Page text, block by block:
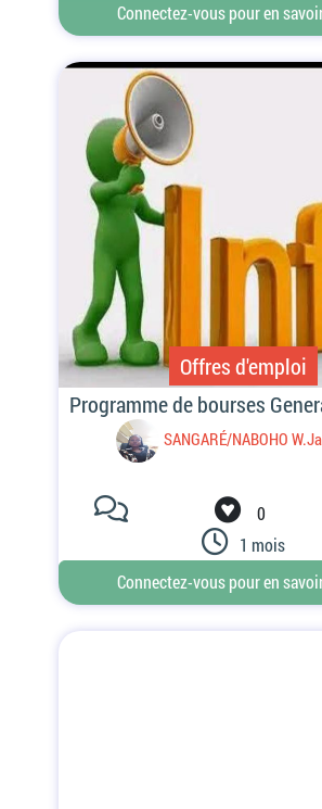
Connectez-vous pour en
Offres d'emploi
0
1 mois
Connectez-vous pour en